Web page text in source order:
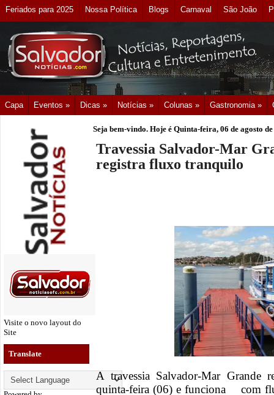
Feriados para 2025 Nossa Política Blogs Carnaval São João
Capa Eventos » Dicas » Notícias » Colunas » Gastronomia »
Visite o novo layout do
Site
Translate
Seja bem-vindo. Hoje é Quinta-feira, 06 de agosto
Travessia Salvador-Mar
registra fluxo tranquilo
A travessia Salvador-Mar Grande
quinta-feira (06) e funciona com